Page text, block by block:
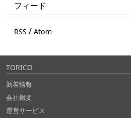
フィード
RSS / Atom
TORICO
新着情報
会社概要
運営サービス